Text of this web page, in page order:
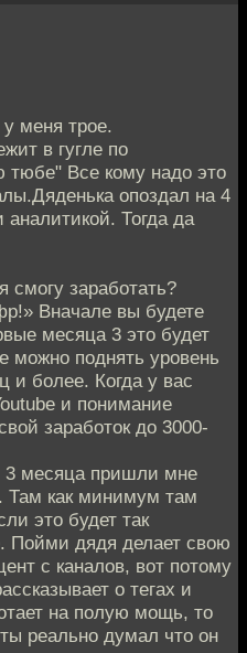
меня трое.
в гугле по
тюбе" Все кому надо это
опоздал на 4
Тогда да
смогу заработать?
Вначале вы будете
месяца 3 это будет
можно поднять уровень
и более. Когда у вас
и понимание
заработок до 3000-
3 месяца пришли мне
Там как минимум там
это будет так
Пойми дядя делает свою
с каналов, вот потому
о тегах и
на полую мощь, то
реально думал что он